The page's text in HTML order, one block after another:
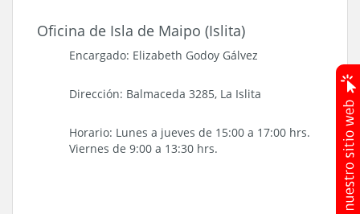
Oficina de Isla de Maipo (Islita)
Encargado: Elizabeth Godoy Gálvez
Dirección: Balmaceda 3285, La Islita
Horario: Lunes a jueves de 15:00 a 17:00 hrs.
Viernes de 9:00 a 13:30 hrs.